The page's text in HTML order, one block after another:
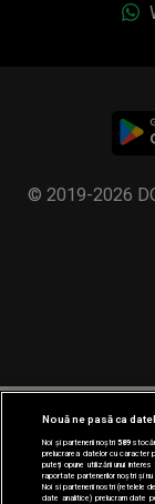
© 2019-2026
Nouă ne pasă ca
Noi și partenerii noștri589
prelucrarea datelor cu caracter
puteți opune utilizării unui
raportate partenerilor noștri și
Noi si partenerii nostri (retelele
date analitice) prelucram date